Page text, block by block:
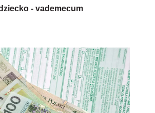
- vademecum